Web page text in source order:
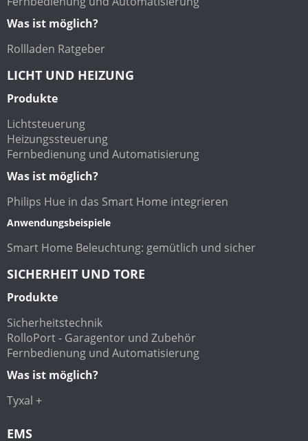
Was ist möglich?
Rollladen Ratgeber
LICHT UND HEIZUNG
Produkte
Lichtsteuerung
Heizungssteuerung
Fernbedienung und Automatisierung
Was ist möglich?
Philips Hue in das Smart Home integrieren
Anwendungsbeispiele
Smart Home Beleuchtung: gemütlich und sicher
SICHERHEIT UND TORE
Produkte
Sicherheitstechnik
RolloPort - Garagentor und Zubehör
Fernbedienung und Automatisierung
Was ist möglich?
Tyxal +
EMS